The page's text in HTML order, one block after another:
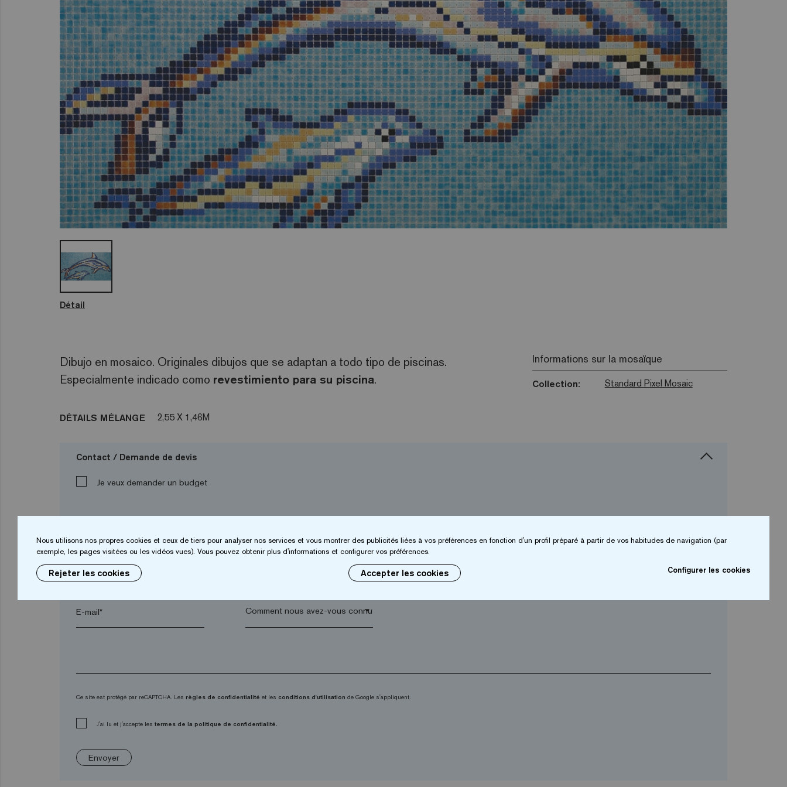
Détail
Dibujo en mosaico. Originales dibujos que se adaptan a todo tipo de piscinas.
Especialmente indicado como revestimiento para su piscina.
Informations sur la mosaïque
Collection: Standard Pixel Mosaic
DÉTAILS MÉLANGE 2,55 X 1,46M
Contact / Demande de devis
Je veux demander un budget
Prénom* Nom* Entreprise* arrow_drop_down
Ville*
E-mail* arrow_drop_down
Ce site est protégé par reCAPTCHA. Les règles de confidentialité et les conditions d'utilisation de Google s'appliquent.
J'ai lu et j'accepte les termes de la politique de confidentialité.
Envoyer
Nous utilisons nos propres cookies et ceux de tiers pour analyser nos services et vous montrer des publicités liées à vos préférences en fonction d'un profil préparé à partir de vos habitudes de navigation (par
exemple, les pages visitées ou les vidéos vues). Vous pouvez obtenir plus d'informations et configurer vos préférences.
Rejeter les cookies Accepter les cookies Configurer les cookies